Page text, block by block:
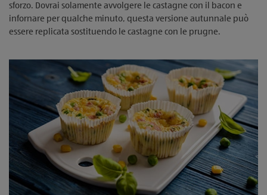
sforzo. Dovrai solamente avvolgere le castagne con il bacon e
infornare per qualche minuto, questa versione autunnale può
essere replicata sostituendo le castagne con le prugne.